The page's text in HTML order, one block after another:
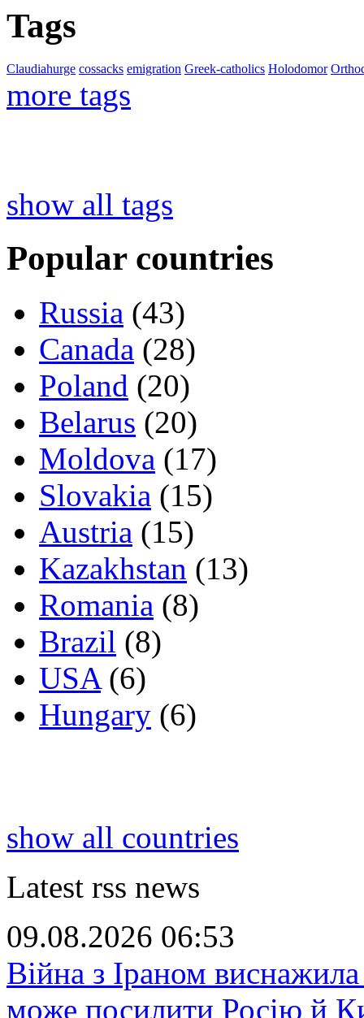
Tags
Claudiahurge cossacks emigration Greek-catholics Holodomor
more tags
show all tags
Popular countries
Russia (43)
Canada (28)
Poland (20)
Belarus (20)
Moldova (17)
Slovakia (15)
Austria (15)
Kazakhstan (13)
Romania (8)
Brazil (8)
USA(6)
Hungary (6)
show all countries
Latest rss news
09.08.2026 06:53
Війна з Іраном виснажила
може посилити Росію й